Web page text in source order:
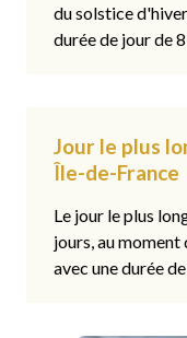
du solstice
durée de jour de
Jour le plus
Île-de-France
Le jour le plus
jours, au
avec une durée